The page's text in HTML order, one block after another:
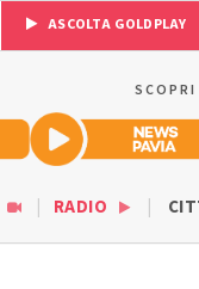
ASCOLTA GOLDPLAY
RADIO